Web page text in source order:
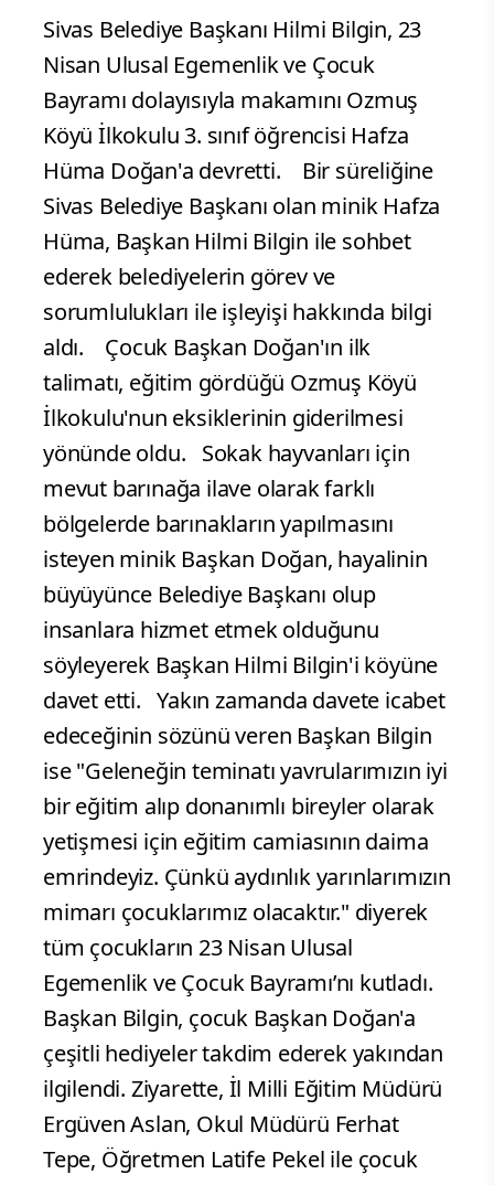
Sivas Belediye Başkanı Hilmi Bilgin, 23
Nisan Ulusal Egemenlik ve Çocuk
Bayramı dolayısıyla makamını Ozmuş
Köyü İlkokulu 3. sınıf öğrencisi Hafza
Hüma Doğan'a devretti.
Bir süreliğine
Sivas Belediye Başkanı olan minik Hafza
Hüma, Başkan Hilmi Bilgin ile sohbet
ederek belediyelerin görev ve
sorumlulukları ile işleyişi hakkında bilgi
aldı.
Çocuk Başkan Doğan'ın ilk
talimatı, eğitim gördüğü Ozmuş Köyü
İlkokulu'nun eksiklerinin giderilmesi
yönünde oldu. Sokak hayvanları için
mevut barınağa ilave olarak farklı
bölgelerde barınakların yapılmasını
isteyen minik Başkan Doğan, hayalinin
büyüyünce Belediye Başkanı olup
insanlara hizmet etmek olduğunu
söyleyerek Başkan Hilmi Bilgin'i köyüne
davet etti. Yakın zamanda davete icabet
edeceğinin sözünü veren Başkan Bilgin
ise "Geleneğin teminatı yavrularımızın iyi
bir eğitim alıp donanımlı bireyler olarak
yetişmesi için eğitim camiasının daima
emrindeyiz. Çünkü aydınlık yarınlarımızın
mimarı çocuklarımız olacaktır." diyerek
tüm çocukların 23 Nisan Ulusal
Egemenlik ve Çocuk Bayramı’nı kutladı.
Başkan Bilgin, çocuk Başkan Doğan'a
çeşitli hediyeler takdim ederek yakından
ilgilendi. Ziyarette, İl Milli Eğitim Müdürü
Ergüven Aslan, Okul Müdürü Ferhat
Tepe, Öğretmen Latife Pekel ile çocuk